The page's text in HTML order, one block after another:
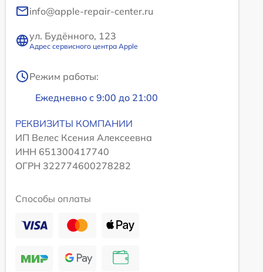
info@apple-repair-center.ru
ул. Будённого, 123
Адрес сервисного центра Apple
Режим работы:
Ежедневно с 9:00 до 21:00
РЕКВИЗИТЫ КОМПАНИИ
ИП Велес Ксения Алексеевна
ИНН 651300417740
ОГРН 322774600278282
Способы оплаты